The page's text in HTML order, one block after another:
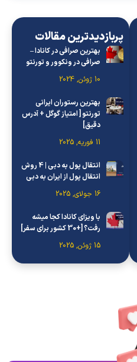
پربازدیدترین مقالات
بهترین صرافی در کانادا –
صرافی در ونکوور و تورنتو
بهترین رستوران ایرانی
تورنتو [ امتیاز گوگل + آدرس
انتقال پول به دبی | 4 روش
انتقال پول از ایران به دبی
با ویزای کانادا کجا میشه
رفت؟ [+30 کشور برای سفر]